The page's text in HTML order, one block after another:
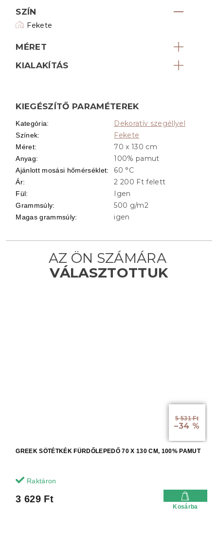
5 531 Ft
–34 %
GREEK SÖTÉTKÉK FÜRDŐLEPEDŐ 70 X 130 CM, 100% PAMUT
Raktáron
3 629 Ft
Kosárba
SZÍN
Fekete
MÉRET
KIALAKÍTÁS
KIEGÉSZÍTŐ PARAMÉTEREK
Kategória: Dekoratív szegéllyel
Színek: Fekete
Méret: 70 x 130 cm
Anyag: 100% pamut
Ajánlott mosási hőmérséklet: 60 °C
Ár: 2 200 Ft felett
Fül: Igen
Grammsúly: 500 g/m2
Magas grammsúly: igen